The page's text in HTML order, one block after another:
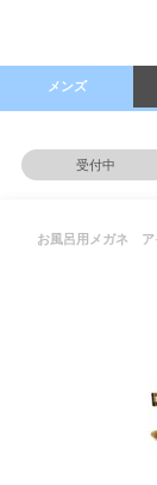
メンズ
受付中
お風呂用メガネ ア